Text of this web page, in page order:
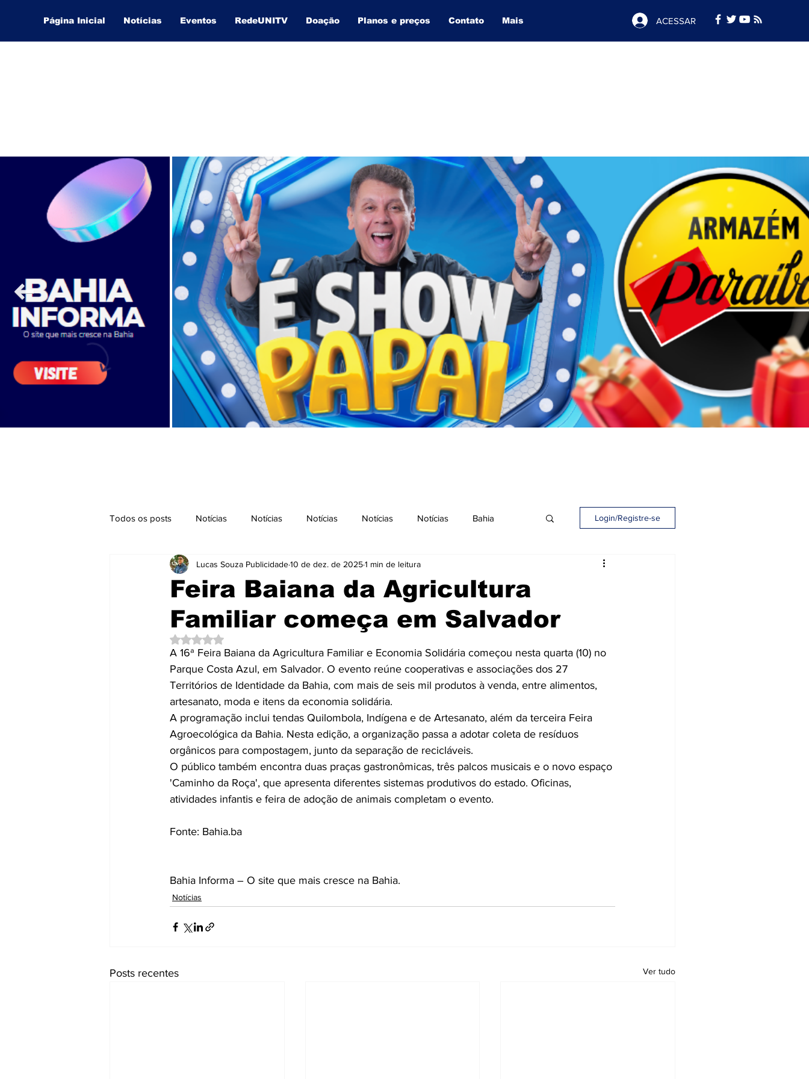
Página Inicial Notícias Eventos RedeUNITV Doação Planos e preços Contato Mais ACESSAR
Todos os posts Notícias Notícias Notícias Notícias Notícias Bahia
Notícias Brasil Cidades Coluna Concursos
Curtas e Rápidas Educação Emprego Enquete Eventos Fotos
Mundo Negócio Noticias Policia Publicidade
Login/Registre-se
Feira Baiana da Agricultura
Familiar começa em Salvador
Lucas Souza Publicidade10 de dez. de 20251 min de leitura
Avaliado com NaN de 5 estrelas.
A 16ª Feira Baiana da Agricultura Familiar e Economia Solidária começou nesta quarta (10) no
Parque Costa Azul, em Salvador. O evento reúne cooperativas e associações dos 27
Territórios de Identidade da Bahia, com mais de seis mil produtos à venda, entre alimentos,
artesanato, moda e itens da economia solidária.
A programação inclui tendas Quilombola, Indígena e de Artesanato, além da terceira Feira
Agroecológica da Bahia. Nesta edição, a organização passa a adotar coleta de resíduos
orgânicos para compostagem, junto da separação de recicláveis.
O público também encontra duas praças gastronômicas, três palcos musicais e o novo espaço
'Caminho da Roça', que apresenta diferentes sistemas produtivos do estado. Oficinas,
atividades infantis e feira de adoção de animais completam o evento.
Fonte: Bahia.ba
Bahia Informa – O site que mais cresce na Bahia.
Notícias
Posts recentes Ver tudo